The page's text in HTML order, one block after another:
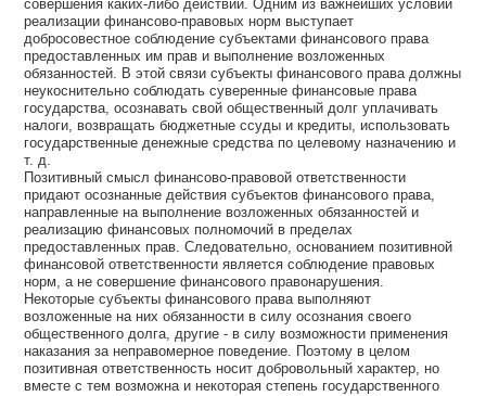
совершения каких-либо действий. Одним из важнейших условий
реализации финансово-правовых норм выступает
добросовестное соблюдение субъектами финансового права
предоставленных им прав и выполнение возложенных
обязанностей. В этой связи субъекты финансового права должны
неукоснительно соблюдать суверенные финансовые права
государства, осознавать свой общественный долг уплачивать
налоги, возвращать бюджетные ссуды и кредиты, использовать
государственные денежные средства по целевому назначению и
т. д.
Позитивный смысл финансово-правовой ответственности
придают осознанные действия субъектов финансового права,
направленные на выполнение возложенных обязанностей и
реализацию финансовых полномочий в пределах
предоставленных прав. Следовательно, основанием позитивной
финансовой ответственности является соблюдение правовых
норм, а не совершение финансового правонарушения.
Некоторые субъекты финансового права выполняют
возложенные на них обязанности в силу осознания своего
общественного долга, другие - в силу возможности применения
наказания за неправомерное поведение. Поэтому в целом
позитивная ответственность носит добровольный характер, но
вместе с тем возможна и некоторая степень государственного